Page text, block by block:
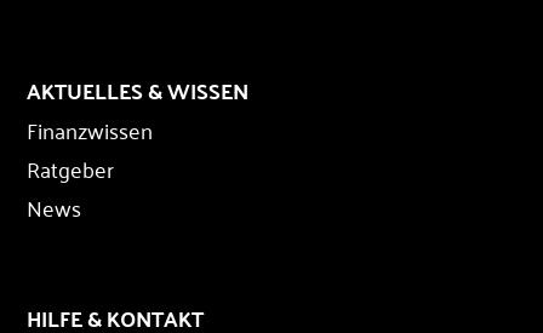
AKTUELLES & WISSEN
Finanzwissen
Ratgeber
News
HILFE & KONTAKT